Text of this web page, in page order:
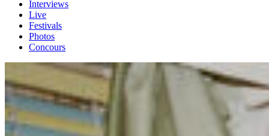
Interviews
Live
Festivals
Photos
Concours